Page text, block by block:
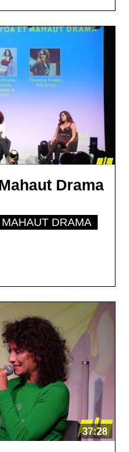
Drama
MAHAUT DRAMA
37:28